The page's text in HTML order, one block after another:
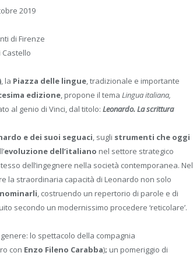
2019
di Firenze
Castello
, la Piazza delle lingue, tradizionale e importante
edizione, propone il tema Lingua italiana,
al genio di Vinci, dal titolo: Leonardo. La scrittura
e dei suoi seguaci, sugli strumenti che oggi
evoluzione dell’italiano nel settore strategico
dell’ingegnere nella società contemporanea. Nel
la straordinaria capacità di Leonardo non solo
, costruendo un repertorio di parole e di
secondo un modernissimo procedere ‘reticolare’.
lo spettacolo della compagnia
con Enzo Fileno Carabba); un pomeriggio di